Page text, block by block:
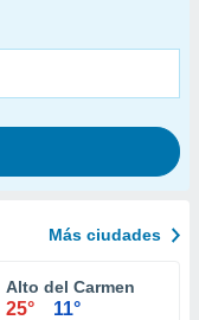
Más ciudades
Alto del Carmen
25° 11°